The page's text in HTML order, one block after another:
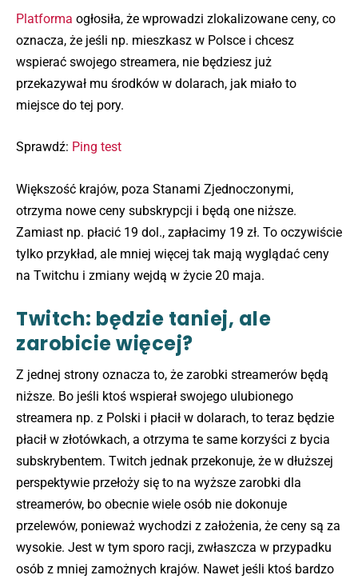
Platforma ogłosiła, że wprowadzi zlokalizowane ceny, co
oznacza, że jeśli np. mieszkasz w Polsce i chcesz
wspierać swojego streamera, nie będziesz już
przekazywał mu środków w dolarach, jak miało to
miejsce do tej pory.
Sprawdź: Ping test
Większość krajów, poza Stanami Zjednoczonymi,
otrzyma nowe ceny subskrypcji i będą one niższe.
Zamiast np. płacić 19 dol., zapłacimy 19 zł. To oczywiście
tylko przykład, ale mniej więcej tak mają wyglądać ceny
na Twitchu i zmiany wejdą w życie 20 maja.
Twitch: będzie taniej, ale
zarobicie więcej?
Z jednej strony oznacza to, że zarobki streamerów będą
niższe. Bo jeśli ktoś wspierał swojego ulubionego
streamera np. z Polski i płacił w dolarach, to teraz będzie
płacił w złotówkach, a otrzyma te same korzyści z bycia
subskrybentem. Twitch jednak przekonuje, że w dłuższej
perspektywie przełoży się to na wyższe zarobki dla
streamerów, bo obecnie wiele osób nie dokonuje
przelewów, ponieważ wychodzi z założenia, że ceny są za
wysokie. Jest w tym sporo racji, zwłaszcza w przypadku
osób z mniej zamożnych krajów. Nawet jeśli ktoś bardzo